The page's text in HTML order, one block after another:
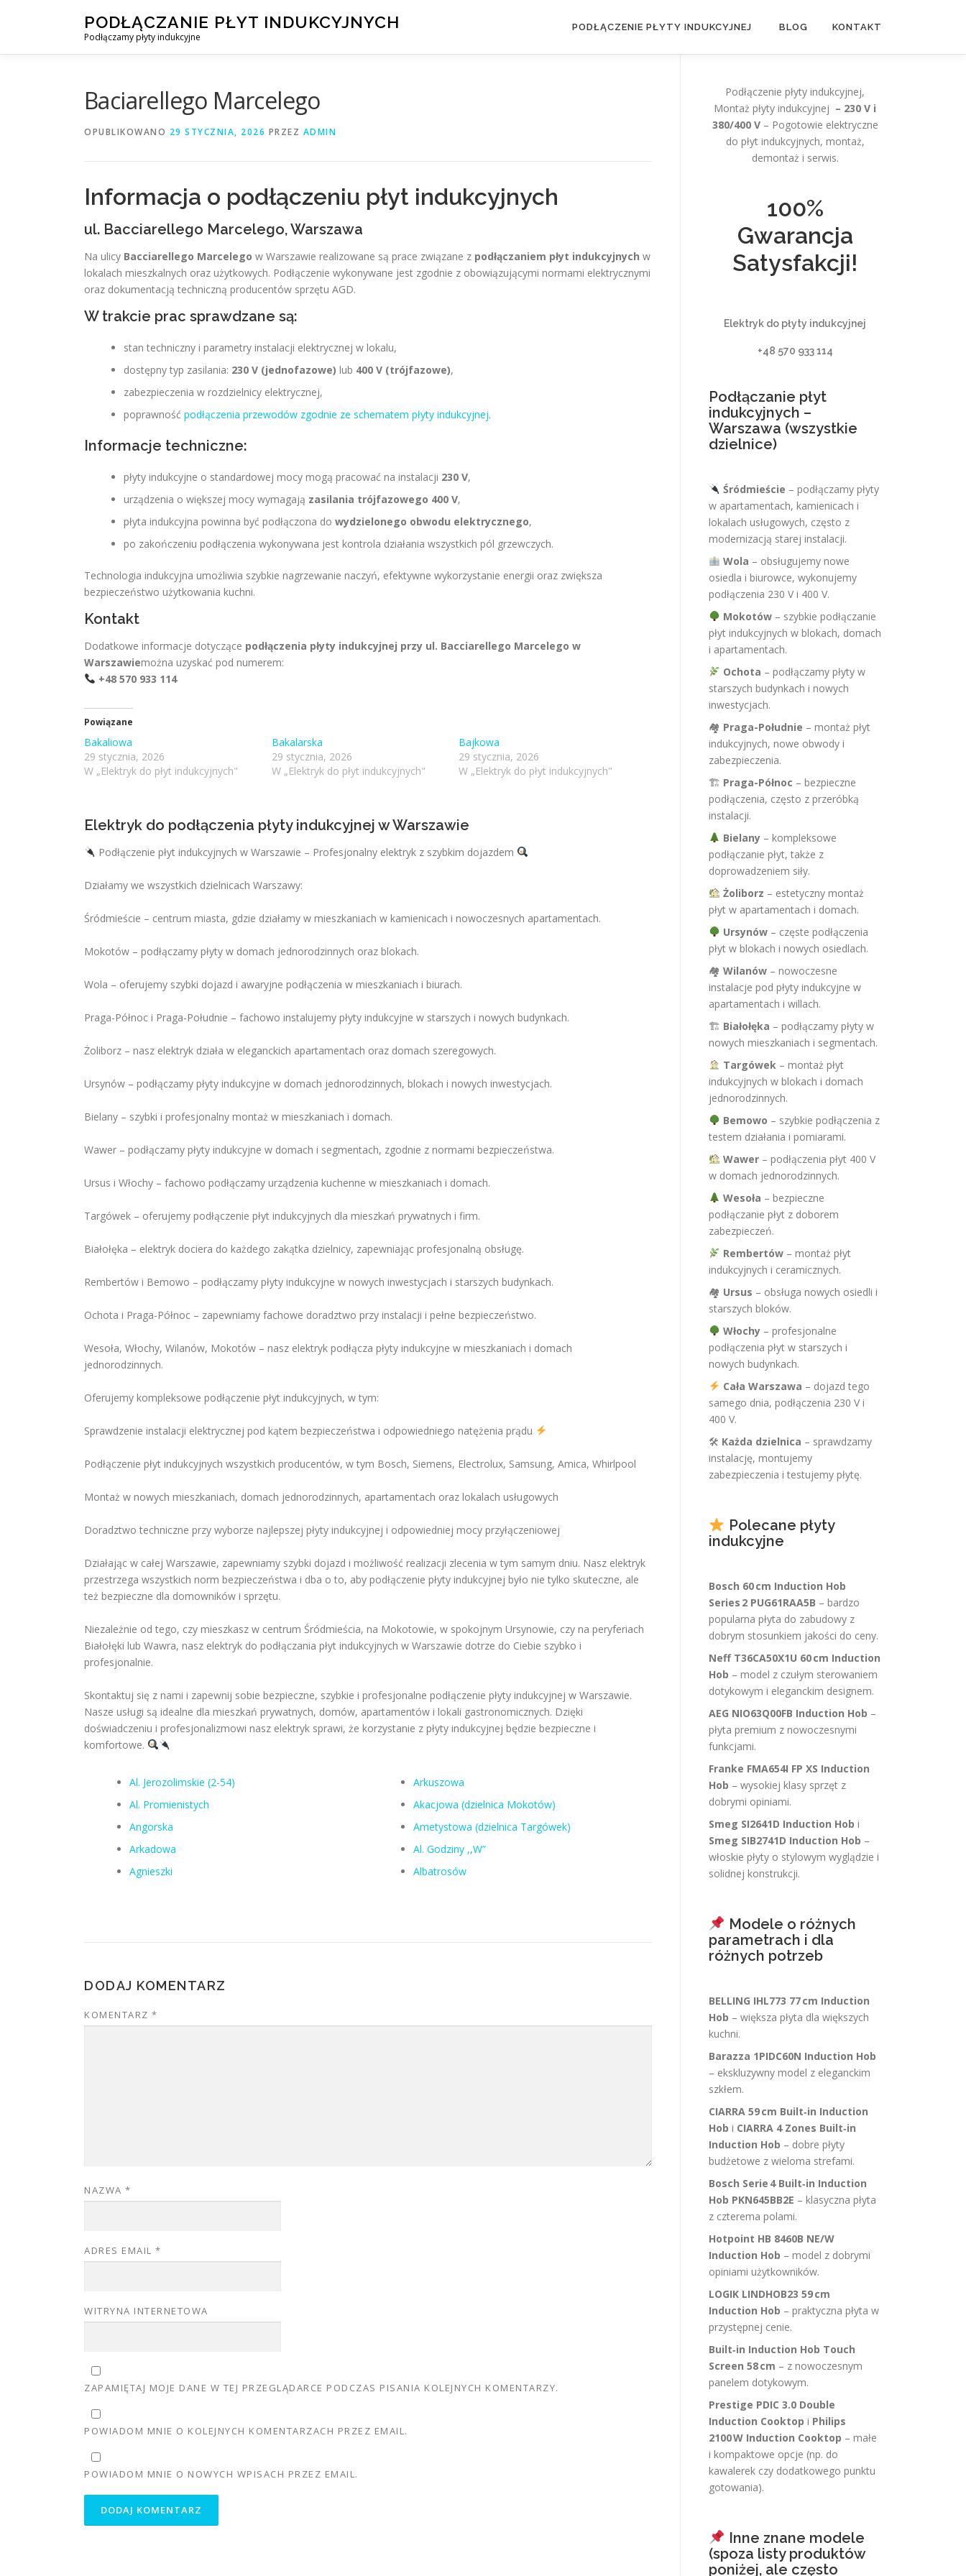
PODŁĄCZANIE PŁYT INDUKCYJNYCH
Podłączamy płyty indukcyjne
PODŁĄCZENIE PŁYTY INDUKCYJNEJ BLOG KONTAKT
Baciarellego Marcelego
OPUBLIKOWANO 29 STYCZNIA, 2026 PRZEZ ADMIN
Informacja o podłączeniu płyt indukcyjnych
ul. Bacciarellego Marcelego, Warszawa
Na ulicy Bacciarellego Marcelego w Warszawie realizowane są prace związane z podłączaniem płyt indukcyjnych w
lokalach mieszkalnych oraz użytkowych. Podłączenie wykonywane jest zgodnie z obowiązującymi normami elektrycznymi
oraz dokumentacją techniczną producentów sprzętu AGD.
W trakcie prac sprawdzane są:
stan techniczny i parametry instalacji elektrycznej w lokalu,
dostępny typ zasilania: 230 V (jednofazowe) lub 400 V (trójfazowe),
zabezpieczenia w rozdzielnicy elektrycznej,
poprawność podłączenia przewodów zgodnie ze schematem płyty indukcyjnej.
Informacje techniczne:
płyty indukcyjne o standardowej mocy mogą pracować na instalacji 230 V,
urządzenia o większej mocy wymagają zasilania trójfazowego 400 V,
płyta indukcyjna powinna być podłączona do wydzielonego obwodu elektrycznego,
po zakończeniu podłączenia wykonywana jest kontrola działania wszystkich pól grzewczych.
Technologia indukcyjna umożliwia szybkie nagrzewanie naczyń, efektywne wykorzystanie energii oraz zwiększa
bezpieczeństwo użytkowania kuchni.
Kontakt
Dodatkowe informacje dotyczące podłączenia płyty indukcyjnej przy ul. Bacciarellego Marcelego w
Warszawiemożna uzyskać pod numerem:
+48 570 933 114
Powiązane
Bakaliowa
29 stycznia, 2026
W „Elektryk do płyt indukcyjnych"
Bakalarska
29 stycznia, 2026
W „Elektryk do płyt indukcyjnych"
Bajkowa
29 stycznia, 2026
W „Elektryk do płyt indukcyjnych"
Elektryk do podłączenia płyty indukcyjnej w Warszawie
Podłączenie płyt indukcyjnych w Warszawie – Profesjonalny elektryk z szybkim dojazdem
Działamy we wszystkich dzielnicach Warszawy:
Śródmieście – centrum miasta, gdzie działamy w mieszkaniach w kamienicach i nowoczesnych apartamentach.
Mokotów – podłączamy płyty w domach jednorodzinnych oraz blokach.
Wola – oferujemy szybki dojazd i awaryjne podłączenia w mieszkaniach i biurach.
Praga-Północ i Praga-Południe – fachowo instalujemy płyty indukcyjne w starszych i nowych budynkach.
Żoliborz – nasz elektryk działa w eleganckich apartamentach oraz domach szeregowych.
Ursynów – podłączamy płyty indukcyjne w domach jednorodzinnych, blokach i nowych inwestycjach.
Bielany – szybki i profesjonalny montaż w mieszkaniach i domach.
Wawer – podłączamy płyty indukcyjne w domach i segmentach, zgodnie z normami bezpieczeństwa.
Ursus i Włochy – fachowo podłączamy urządzenia kuchenne w mieszkaniach i domach.
Targówek – oferujemy podłączenie płyt indukcyjnych dla mieszkań prywatnych i firm.
Białołęka – elektryk dociera do każdego zakątka dzielnicy, zapewniając profesjonalną obsługę.
Rembertów i Bemowo – podłączamy płyty indukcyjne w nowych inwestycjach i starszych budynkach.
Ochota i Praga-Północ – zapewniamy fachowe doradztwo przy instalacji i pełne bezpieczeństwo.
Wesoła, Włochy, Wilanów, Mokotów – nasz elektryk podłącza płyty indukcyjne w mieszkaniach i domach
jednorodzinnych.
Oferujemy kompleksowe podłączenie płyt indukcyjnych, w tym:
Sprawdzenie instalacji elektrycznej pod kątem bezpieczeństwa i odpowiedniego natężenia prądu
Podłączenie płyt indukcyjnych wszystkich producentów, w tym Bosch, Siemens, Electrolux, Samsung, Amica, Whirlpool
Montaż w nowych mieszkaniach, domach jednorodzinnych, apartamentach oraz lokalach usługowych
Doradztwo techniczne przy wyborze najlepszej płyty indukcyjnej i odpowiedniej mocy przyłączeniowej
Działając w całej Warszawie, zapewniamy szybki dojazd i możliwość realizacji zlecenia w tym samym dniu. Nasz elektryk
przestrzega wszystkich norm bezpieczeństwa i dba o to, aby podłączenie płyty indukcyjnej było nie tylko skuteczne, ale
też bezpieczne dla domowników i sprzętu.
Niezależnie od tego, czy mieszkasz w centrum Śródmieścia, na Mokotowie, w spokojnym Ursynowie, czy na peryferiach
Białołęki lub Wawra, nasz elektryk do podłączania płyt indukcyjnych w Warszawie dotrze do Ciebie szybko i
profesjonalnie.
Skontaktuj się z nami i zapewnij sobie bezpieczne, szybkie i profesjonalne podłączenie płyty indukcyjnej w Warszawie.
Nasze usługi są idealne dla mieszkań prywatnych, domów, apartamentów i lokali gastronomicznych. Dzięki
doświadczeniu i profesjonalizmowi nasz elektryk sprawi, że korzystanie z płyty indukcyjnej będzie bezpieczne i
komfortowe.
Al. Jerozolimskie (2-54)
Al. Promienistych
Angorska
Arkadowa
Agnieszki
Arkuszowa
Akacjowa (dzielnica Mokotów)
Ametystowa (dzielnica Targówek)
Al. Godziny ,,W”
Albatrosów
DODAJ KOMENTARZ
KOMENTARZ *
NAZWA *
ADRES EMAIL *
WITRYNA INTERNETOWA
ZAPAMIĘTAJ MOJE DANE W TEJ PRZEGLĄDARCE PODCZAS PISANIA KOLEJNYCH KOMENTARZY.
POWIADOM MNIE O KOLEJNYCH KOMENTARZACH PRZEZ EMAIL.
POWIADOM MNIE O NOWYCH WPISACH PRZEZ EMAIL.
Podłączenie płyty indukcyjnej,
Montaż płyty indukcyjnej – 230 V i
380/400 V– Pogotowie elektryczne
do płyt indukcyjnych, montaż,
demontaż i serwis.
100%
Gwarancja
Satysfakcji!
Elektryk do płyty indukcyjnej
+48 570 933 114
Podłączanie płyt
indukcyjnych –
Warszawa (wszystkie
dzielnice)
Śródmieście – podłączamy płyty
w apartamentach, kamienicach i
lokalach usługowych, często z
modernizacją starej instalacji.
Wola – obsługujemy nowe
osiedla i biurowce, wykonujemy
podłączenia 230 V i 400 V.
Mokotów– szybkie podłączanie
płyt indukcyjnych w blokach, domach
i apartamentach.
Ochota – podłączamy płyty w
starszych budynkach i nowych
inwestycjach.
🏘 Praga-Południe – montaż płyt
indukcyjnych, nowe obwody i
zabezpieczenia.
🏗 Praga-Północ – bezpieczne
podłączenia, często z przeróbką
instalacji.
Bielany– kompleksowe
podłączanie płyt, także z
doprowadzeniem siły.
Żoliborz – estetyczny montaż
płyt w apartamentach i domach.
Ursynów– częste podłączenia
płyt w blokach i nowych osiedlach.
🏘 Wilanów – nowoczesne
instalacje pod płyty indukcyjne w
apartamentach i willach.
🏗 Białołęka – podłączamy płyty w
nowych mieszkaniach i segmentach.
Targówek– montaż płyt
indukcyjnych w blokach i domach
jednorodzinnych.
Bemowo – szybkie podłączenia z
testem działania i pomiarami.
Wawer– podłączenia płyt 400 V
w domach jednorodzinnych.
Wesoła – bezpieczne
podłączanie płyt z doborem
zabezpieczeń.
Rembertów– montaż płyt
indukcyjnych i ceramicznych.
🏘 Ursus – obsługa nowych osiedli i
starszych bloków.
Włochy– profesjonalne
podłączenia płyt w starszych i
nowych budynkach.
Cała Warszawa – dojazd tego
samego dnia, podłączenia 230 V i
400 V.
🛠 Każda dzielnica – sprawdzamy
instalację, montujemy
zabezpieczenia i testujemy płytę.
Polecane płyty
indukcyjne
Bosch 60 cm Induction Hob
Series 2 PUG61RAA5B – bardzo
popularna płyta do zabudowy z
dobrym stosunkiem jakości do ceny.
Neff T36CA50X1U 60 cm Induction
Hob – model z czułym sterowaniem
dotykowym i eleganckim designem.
AEG NIO63Q00FB Induction Hob –
płyta premium z nowoczesnymi
funkcjami.
Franke FMA654I FP XS Induction
Hob – wysokiej klasy sprzęt z
dobrymi opiniami.
Smeg SI2641D Induction Hob i
Smeg SIB2741D Induction Hob –
włoskie płyty o stylowym wyglądzie i
solidnej konstrukcji.
Modele o różnych
parametrach i dla
różnych potrzeb
BELLING IHL773 77 cm Induction
Hob – większa płyta dla większych
kuchni.
Barazza 1PIDC60N Induction Hob
– ekskluzywny model z eleganckim
szkłem.
CIARRA 59 cm Built‑in Induction
Hob i CIARRA 4 Zones Built‑in
Induction Hob – dobre płyty
budżetowe z wieloma strefami.
Bosch Serie 4 Built‑in Induction
Hob PKN645BB2E – klasyczna płyta
z czterema polami.
Hotpoint HB 8460B NE/W
Induction Hob – model z dobrymi
opiniami użytkowników.
LOGIK LINDHOB23 59 cm
Induction Hob – praktyczna płyta w
przystępnej cenie.
Built‑in Induction Hob Touch
Screen 58 cm – z nowoczesnym
panelem dotykowym.
Prestige PDIC 3.0 Double
Induction Cooktop i Philips
2100 W Induction Cooktop – małe
i kompaktowe opcje (np. do
kawalerek czy dodatkowego punktu
gotowania).
Inne znane modele
(spoza listy produktów
poniżej, ale często